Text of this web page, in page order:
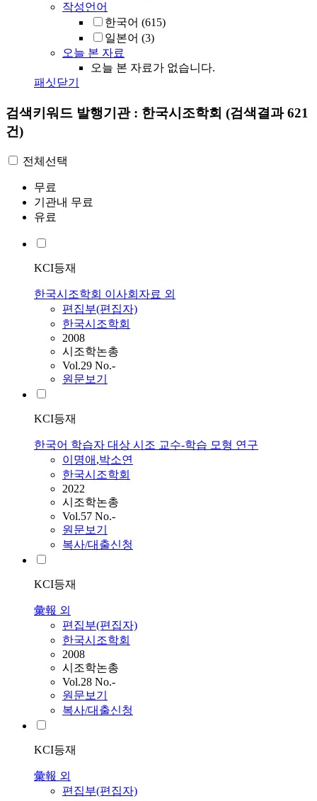
작성언어
한국어 (615)
일본어 (3)
오늘 본 자료
오늘 본 자료가 없습니다.
패싯닫기
검색키워드 발행기관 : 한국시조학회 (검색결과 621
건)
전체선택
무료
기관내 무료
유료
KCI등재
한국시조학회 이사회자료 외
편집부(편집자)
한국시조학회
2008
시조학논총
Vol.29 No.-
원문보기
KCI등재
한국어 학습자 대상 시조 교수-학습 모형 연구
이명애 ,박소연
한국시조학회
2022
시조학논총
Vol.57 No.-
원문보기
복사/대출신청
KCI등재
彙報 외
편집부(편집자)
한국시조학회
2008
시조학논총
Vol.28 No.-
원문보기
복사/대출신청
KCI등재
彙報 외
편집부(편집자)